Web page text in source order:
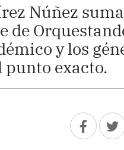
Núñez
de
y los
punto exacto.